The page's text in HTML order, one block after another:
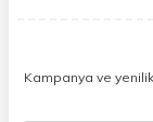
kişisel bakım hem
buluşturuyoruz.
ihtiyacınız olan her
Kampanya ve